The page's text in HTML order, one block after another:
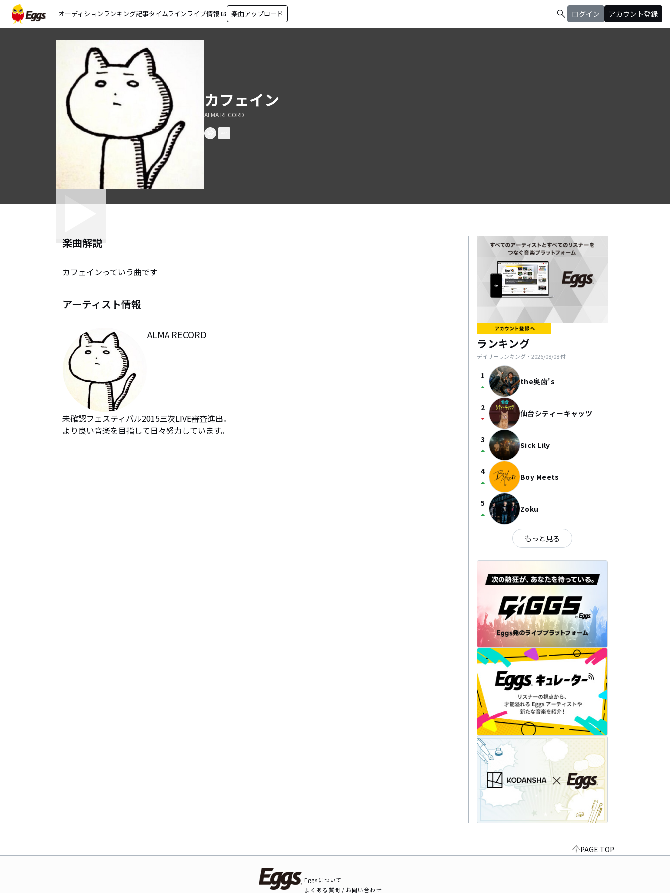
オーディションランキング記事タイムラインライブ情報 open_in_new 楽曲アップロード search ログイン アカウント登録
カフェイン
ALMA RECORD
楽曲解説
カフェインっていう曲です
アーティスト情報
ALMA RECORD
未確認フェスティバル2015三次LIVE審査進出。
より良い音楽を目指して日々努力しています。
ランキング
デイリーランキング・ 2026/08/08付
1
arrow_drop_up the奥歯's
2
arrow_drop_down 仙台シティーキャッツ
3
arrow_drop_up Sick Lily
4
arrow_drop_up Boy Meets
5
arrow_drop_up Zoku
もっと見る
PAGE TOP
Eggsについて
よくある質問 / お問い合わせ